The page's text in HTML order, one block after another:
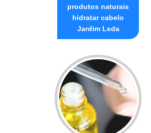
produtos naturais
hidratar cabelo
Jardim Leda